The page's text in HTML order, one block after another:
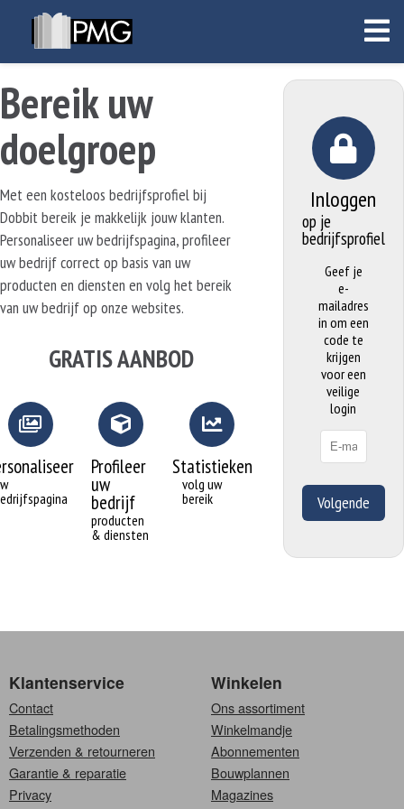
Bereik uw
doelgroep
Met een kosteloos bedrijfsprofiel bij
Dobbit bereik je makkelijk jouw klanten.
Personaliseer uw bedrijfspagina, profileer
uw bedrijf correct op basis van uw
producten en diensten en volg het bereik
van uw bedrijf op onze websites.
GRATIS AANBOD
Profileer
uw
bedrijf
producten
& diensten
Statistieken
volg uw
bereik
Inloggen
op je
bedrijfsprofiel
Geef je
e-
mailadres
in om een
code te
krijgen
voor een
veilige
login
Volgende
Klantenservice
Contact
Betalingsmethoden
Verzenden & retourneren
Garantie & reparatie
Privacy
Winkelen
Ons assortiment
Winkelmandje
Abonnementen
Bouwplannen
Magazines